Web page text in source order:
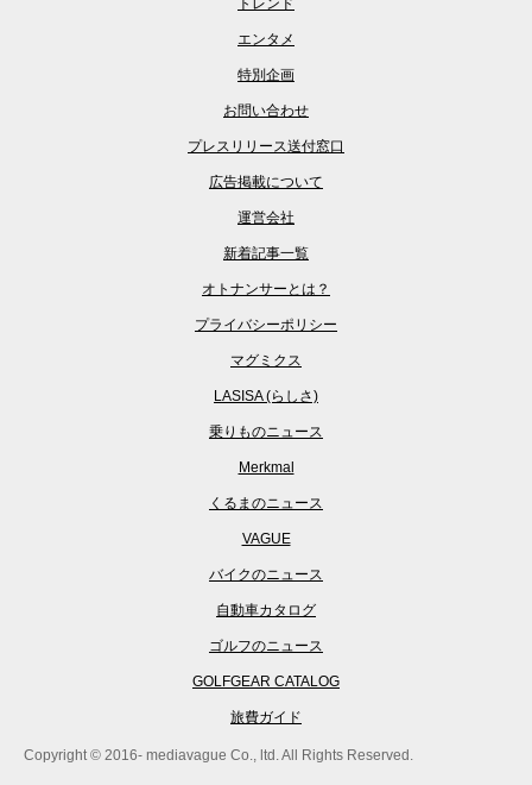
エンタメ
特別企画
お問い合わせ
プレスリリース送付窓口
広告掲載について
運営会社
新着記事一覧
オトナンサーとは？
プライバシーポリシー
マグミクス
LASISA (らしさ)
乗りものニュース
Merkmal
くるまのニュース
VAGUE
バイクのニュース
自動車カタログ
ゴルフのニュース
GOLFGEAR CATALOG
旅費ガイド
Copyright © 2016- mediavague Co., ltd. All Rights Reserved.